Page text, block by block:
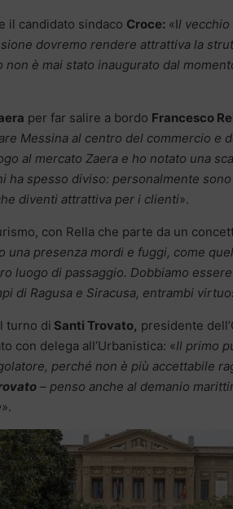
il candidato sindaco Croce: «Il vecchio
dovremo rendere attrattiva la
è mai stato inaugurato dal
per far salire a bordo Francesco
Messina al centro del commercio e
al mercato Zaera e ho notato una
ha spesso diviso: personalmente
diventi attrattiva per i clienti».
con Rella che parte da un
una presenza mordi e fuggi, come
luogo di passaggio. Dobbiamo
di Ragusa e Siracusa, entrambi
turno di Santi Trovato, presidente
con delega all’Urbanistica: «Il primo
perché non è più accettabile
– penso anche al demanio
».